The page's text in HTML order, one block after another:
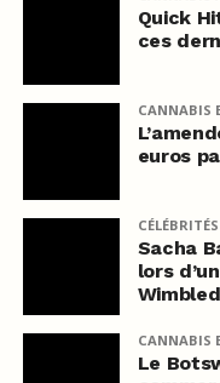
Quick
ces
CANNABIS
euros
Sacha
lors
CANNABIS
Le